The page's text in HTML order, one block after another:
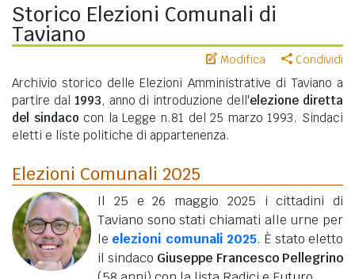
Storico Elezioni Comunali di
Taviano
Modifica Condividi
Archivio storico delle Elezioni Amministrative di Taviano a
partire dal 1993, anno di introduzione dell'elezione diretta
del sindaco con la Legge n.81 del 25 marzo 1993. Sindaci
eletti e liste politiche di appartenenza.
Elezioni Comunali 2025
Il 25 e 26 maggio 2025 i cittadini di
Taviano sono stati chiamati alle urne per
le elezioni comunali 2025. È stato eletto
il sindaco Giuseppe Francesco Pellegrino